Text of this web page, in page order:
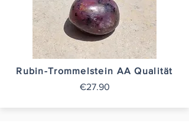
Rubin-Trommelstein AA Qualität
€27.90